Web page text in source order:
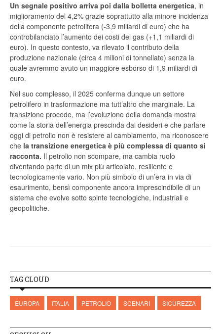
Un segnale positivo arriva poi dalla bolletta energetica, in
miglioramento del 4,2% grazie soprattutto alla minore incidenza
della componente petrolifera (-3,9 miliardi di euro) che ha
controbilanciato l’aumento dei costi del gas (+1,1 miliardi di
euro). In questo contesto, va rilevato il contributo della
produzione nazionale (circa 4 milioni di tonnellate) senza la
quale avremmo avuto un maggiore esborso di 1,9 miliardi di
euro.
Nel suo complesso, il 2025 conferma dunque un settore
petrolifero in trasformazione ma tutt’altro che marginale. La
transizione procede, ma l’evoluzione della domanda mostra
come la storia dell’energia prescinda dai desideri e che parlare
oggi di petrolio non è resistere al cambiamento, ma riconoscere
che la transizione energetica è più complessa di quanto si
racconta. Il petrolio non scompare, ma cambia ruolo
diventando parte di un mix più articolato, resiliente e
tecnologicamente vario. Non più simbolo di un’era in via di
esaurimento, bensì componente ancora imprescindibile di un
sistema che evolve sotto spinte tecnologiche, industriali e
geopolitiche.
TAG CLOUD
EUROPA ITALIA PETROLIO SCENARI SICUREZZA